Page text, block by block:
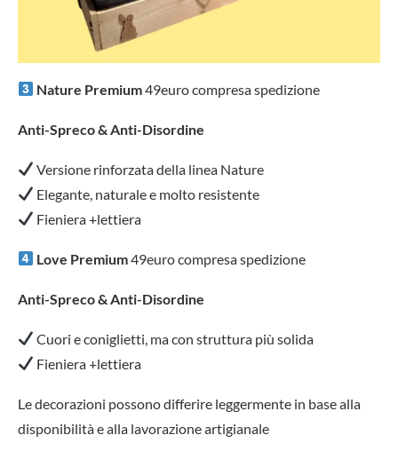
Nature Premium49euro compresa spedizione
Anti-Spreco & Anti-Disordine
Versione rinforzata della linea Nature
Elegante, naturale e molto resistente
Fieniera +lettiera
Love Premium49euro compresa spedizione
Anti-Spreco & Anti-Disordine
Cuori e coniglietti, ma con struttura più solida
Fieniera +lettiera
Le decorazioni possono differire leggermente in base alla
disponibilità e alla lavorazione artigianale